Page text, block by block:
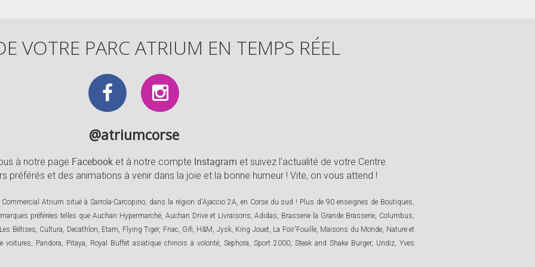
VOTRE PARC ATRIUM EN TEMPS RÉEL
@atriumcorse
à notre page Facebook et à notre compte Instagram et suivez l'actualité de votre Centre
préférés et des animations à venir dans la joie et la bonne humeur ! Vite, on vous attend !
Atrium situé à Sarrola-Carcopino, dans la région d'Ajaccio 2A, en Corse du sud ! Plus de 90 enseignes de Boutiques,
préférées telles que Auchan Hypermarché, Auchan Drive et Livraisons, Adidas, Brasserie la Grande Brasserie, Columbus,
Bêtises, Cultura, Decathlon, Etam, Flying Tiger, Fnac, Gifi, H&M, Jysk, King Jouet, La Foir'Fouille, Maisons du Monde, Nature et
voitures, Pandora, Pitaya, Royal Buffet asiatique chinois à volonté, Sephora, Sport 2000, Steak and Shake Burger, Undiz, Yves